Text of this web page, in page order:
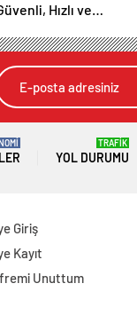
Hızlı ve
Almanın Yeni
Adresi
YOL DURUMU
TRAFİK
Giriş
Kayıt
Unuttum